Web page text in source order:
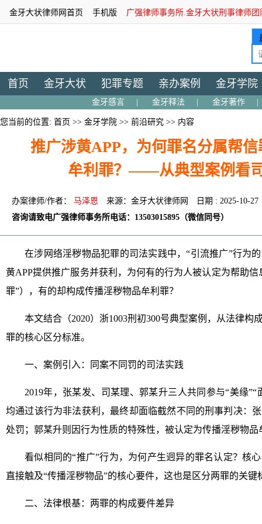
金牙大状律师网首页 手机版 广强律师事务所.金牙大状刑事律师
首页 金牙大状 犯罪专题 亲办案例 金牙学院
金牙感言 金牙释法 金牙著作
您当前的位置: 首页 >> 金牙学院 >> 前沿研究 >> 内容
推广涉黄APP，为何罪名分属帮
牟利罪？——从典型案例看
办案律师/作者： 马泽恩 来源：金牙大状律师网
日期 : 2025-10-27
咨询请致电广强律师事务所电话：13503015895（微信同号）
在涉网络淫秽物品犯罪的司法实践中，“引流推广”行为
黄APP提供推广服务并获利，为何有的行为人被认定为帮助
罪”），有的却构成传播淫秽物品牟利罪？
本文结合（2020）浙1003刑初300号典型案例，从法律构
罪的核心区分标准。
一、案例引入：同案不同罚的司法实践
2019年，张某发、司某理、郭某升三人共同参与“美缘
均通过该行为非法获利，最终却面临截然不同的刑事判决：
处罚；郭某升则因行为性质的特殊性，被认定为传播淫秽物品
看似相同的“推广”行为，为何产生迥异的罪名认定？核
直接触及“传播淫秽物品”的核心要件，这也是区分两罪的关键
二、法律根基：两罪的构成要件差异